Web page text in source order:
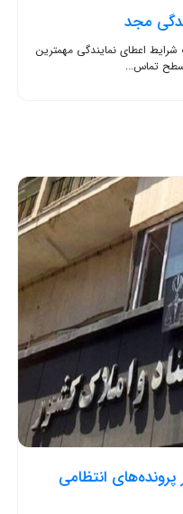
مجد
اعطای نمایندگی مهمترین
سطح تماس...
پرونده‌های انتظامی